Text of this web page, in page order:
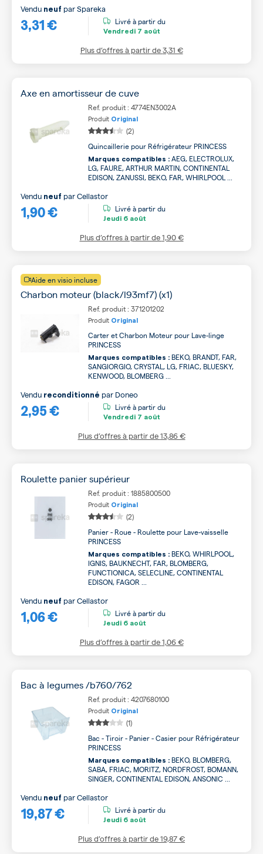
3,31 €
Vendu neuf parSpareka
Livré à partir du
Vendredi 7 août
Plus d’offres à partir de3,31 €
Axe en amortisseur de cuve
Ref. produit : 4774EN3002A
Produit Original
(2)
Quincaillerie pour Réfrigérateur PRINCESS
Marques compatibles : AEG, ELECTROLUX,
LG, FAURE, ARTHUR MARTIN, CONTINENTAL
EDISON, ZANUSSI, BEKO, FAR, WHIRLPOOL ...
1,90 €
Vendu neuf parCellastor
Livré à partir du
Jeudi 6 août
Plus d’offres à partir de1,90 €
Aide en visio incluse
Charbon moteur (black/l93mf7) (x1)
Ref. produit : 371201202
Produit Original
Carter et Charbon Moteur pour Lave-linge
PRINCESS
Marques compatibles : BEKO, BRANDT, FAR,
SANGIORGIO, CRYSTAL, LG, FRIAC, BLUESKY,
KENWOOD, BLOMBERG ...
2,95 €
Vendu reconditionné par Doneo
Livré à partir du
Vendredi 7 août
Plus d’offres à partir de13,86 €
Roulette panier supérieur
Ref. produit : 1885800500
Produit Original
(2)
Panier - Roue - Roulette pour Lave-vaisselle
PRINCESS
Marques compatibles : BEKO, WHIRLPOOL,
IGNIS, BAUKNECHT, FAR, BLOMBERG,
FUNCTIONICA, SELECLINE, CONTINENTAL
EDISON, FAGOR ...
1,06 €
Vendu neuf parCellastor
Livré à partir du
Jeudi 6 août
Plus d’offres à partir de1,06 €
Bac à legumes /b760/762
Ref. produit : 4207680100
Produit Original
(1)
Bac - Tiroir - Panier - Casier pour Réfrigérateur
PRINCESS
Marques compatibles : BEKO, BLOMBERG,
SABA, FRIAC, MORITZ, NORDFROST, BOMANN,
SINGER, CONTINENTAL EDISON, ANSONIC ...
19,87 €
Vendu neuf parCellastor
Livré à partir du
Jeudi 6 août
Plus d’offres à partir de19,87 €